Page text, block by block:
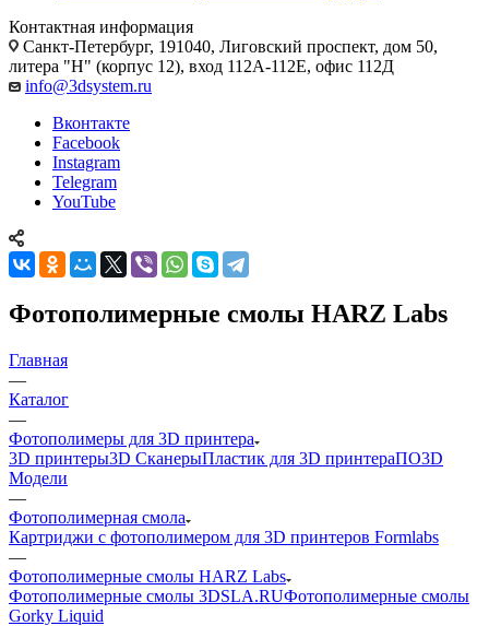
Контактная информация
Санкт-Петербург, 191040, Лиговский проспект, дом 50,
литера "Н" (корпус 12), вход 112А-112Е, офис 112Д
info@3dsystem.ru
Вконтакте
Facebook
Instagram
Telegram
YouTube
Фотополимерные смолы HARZ Labs
Главная
—
Каталог
—
Фотополимеры для 3D принтера
3D принтеры3D СканерыПластик для 3D принтераПО3D
Модели
—
Фотополимерная смола
Картриджи с фотополимером для 3D принтеров Formlabs
—
Фотополимерные смолы HARZ Labs
Фотополимерные смолы 3DSLA.RUФотополимерные смолы
Gorky Liquid